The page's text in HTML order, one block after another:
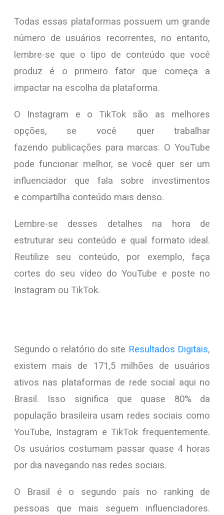
Todas essas plataformas possuem um grande
número de usuários recorrentes, no entanto,
lembre-se que o tipo de conteúdo que você
produz é o primeiro fator que começa a
impactar na escolha da plataforma.
O Instagram e o TikTok são as melhores
opções, se você quer trabalhar
fazendo publicações para marcas. O YouTube
pode funcionar melhor, se você quer ser um
influenciador que fala sobre investimentos
e compartilha conteúdo mais denso.
Lembre-se desses detalhes na hora de
estruturar seu conteúdo e qual formato ideal.
Reutilize seu conteúdo, por exemplo, faça
cortes do seu vídeo do YouTube e poste no
Instagram ou TikTok.
Segundo o relatório do site Resultados Digitais,
existem mais de 171,5 milhões de usuários
ativos nas plataformas de rede social aqui no
Brasil. Isso significa que quase 80% da
população brasileira usam redes sociais como
YouTube, Instagram e TikTok frequentemente.
Os usuários costumam passar quase 4 horas
por dia navegando nas redes sociais.
O Brasil é o segundo país no ranking de
pessoas que mais seguem influenciadores.